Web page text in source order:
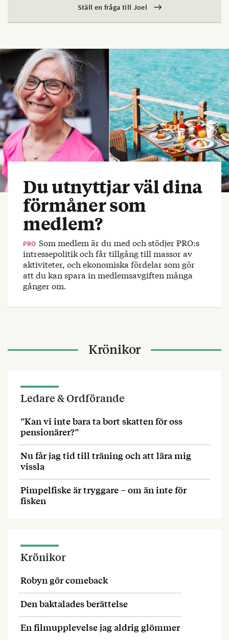
Ställ en fråga till Joel
Du utnyttjar väl dina
förmåner som
medlem?
PRO Som medlem är du med och stödjer PRO:s
intressepolitik och får tillgång till massor av
aktiviteter, och ekonomiska fördelar som gör
att du kan spara in medlemsavgiften många
gånger om.
Krönikor
Ledare & Ordförande
”Kan vi inte bara ta bort skatten för oss
pensionärer?”
Nu får jag tid till träning och att lära mig
vissla
Pimpelfiske är tryggare – om än inte för
fisken
Krönikor
Robyn gör comeback
Den baktalades berättelse
En filmupplevelse jag aldrig glömmer